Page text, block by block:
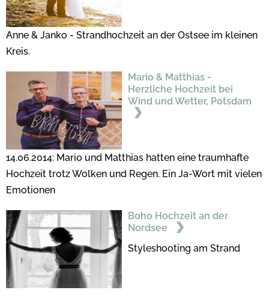
Anne & Janko - Strandhochzeit an der Ostsee im kleinen
Kreis.
Mario & Matthias -
Herzliche Hochzeit bei
Wind und Wetter, Potsdam
14.06.2014: Mario und Matthias hatten eine traumhafte
Hochzeit trotz Wolken und Regen. Ein Ja-Wort mit vielen
Emotionen
Boho Hochzeit an der
Nordsee
Styleshooting am Strand